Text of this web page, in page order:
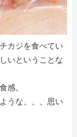
カジを食べてい
いということな
感。
うな、、、思い